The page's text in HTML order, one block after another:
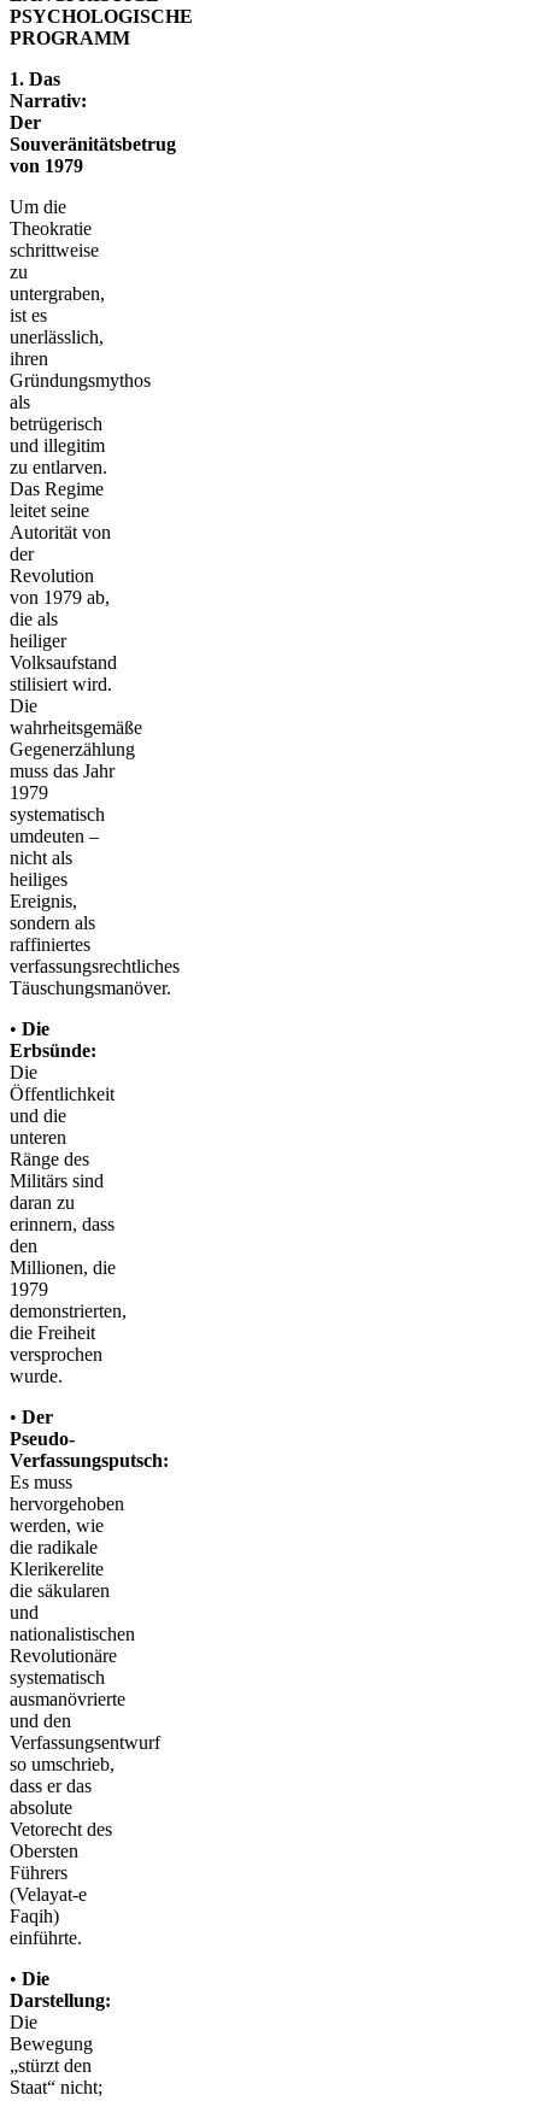
PSYCHOLOGISCHE
PROGRAMM
1. Das
Narrativ:
Der
Souveränitätsbetrug
von 1979
Um die
Theokratie
schrittweise
zu
untergraben,
ist es
unerlässlich,
ihren
Gründungsmythos
als
betrügerisch
und illegitim
zu entlarven.
Das Regime
leitet seine
Autorität von
der
Revolution
von 1979 ab,
die als
heiliger
Volksaufstand
stilisiert wird.
Die
wahrheitsgemäße
Gegenerzählung
muss das Jahr
1979
systematisch
umdeuten –
nicht als
heiliges
Ereignis,
sondern als
raffiniertes
verfassungsrechtliches
Täuschungsmanöver.
• Die
Erbsünde:
Die
Öffentlichkeit
und die
unteren
Ränge des
Militärs sind
daran zu
erinnern, dass
den
Millionen, die
1979
demonstrierten,
die Freiheit
versprochen
wurde.
• Der
Pseudo-
Verfassungsputsch:
Es muss
hervorgehoben
werden, wie
die radikale
Klerikerelite
die säkularen
und
nationalistischen
Revolutionäre
systematisch
ausmanövrierte
und den
Verfassungsentwurf
so umschrieb,
dass er das
absolute
Vetorecht des
Obersten
Führers
(Velayat-e
Faqih)
einführte.
• Die
Darstellung:
Die
Bewegung
„stürzt den
Staat“ nicht;